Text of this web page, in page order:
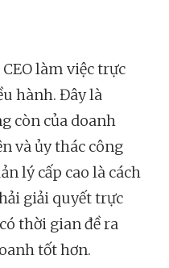
làm việc trực
hành. Đây là
còn của doanh
và ủy thác công
lý cấp cao là cách
giải quyết trực
thời gian đề ra
tốt hơn.